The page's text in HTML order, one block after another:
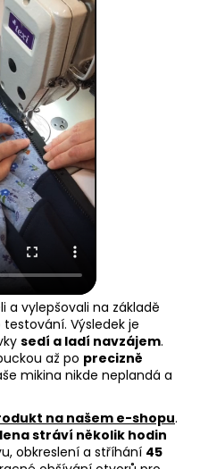
a vylepšovali na základě
Výsledek je
sedí a ladí navzájem.
až po precizně
mikina nikde neplandá a
na našem e-shopu.
stráví několik hodin
obkreslení a stříhání 45